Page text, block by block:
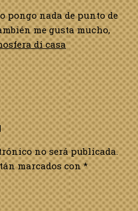
pongo nada de punto de
me gusta mucho,
di casa
no será publicada.
marcados con*